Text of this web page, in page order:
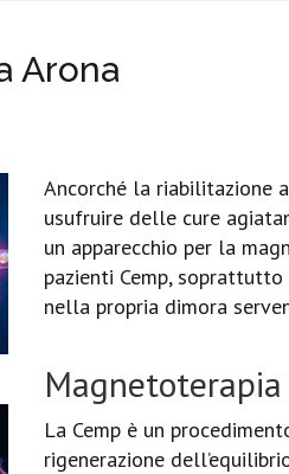
Arona
Ancorché la riabilitazione
usufruire delle cure
un apparecchio per la
pazienti Cemp,
nella propria dimora
Magnetoterapia
La Cemp è un
rigenerazione